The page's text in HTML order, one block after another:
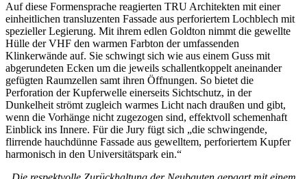
Auf diese Formensprache reagierten TRU Architekten mit einer
einheitlichen transluzenten Fassade aus perforiertem Lochblech mit
spezieller Legierung. Mit ihrem edlen Goldton nimmt die gewellte
Hülle der VHF den warmen Farbton der umfassenden
Klinkerwände auf. Sie schwingt sich wie aus einem Guss mit
abgerundeten Ecken um die jeweils schallentkoppelt aneinander
gefügten Raumzellen samt ihren Öffnungen. So bietet die
Perforation der Kupferwelle einerseits Sichtschutz, in der
Dunkelheit strömt zugleich warmes Licht nach draußen und gibt,
wenn die Vorhänge nicht zugezogen sind, effektvoll schemenhaft
Einblick ins Innere. Für die Jury fügt sich „die schwingende,
flirrende hauchdünne Fassade aus gewelltem, perforiertem Kupfer
harmonisch in den Universitätspark ein.“